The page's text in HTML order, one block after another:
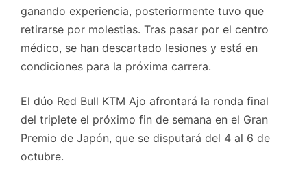
ganando experiencia, posteriormente tuvo que
retirarse por molestias. Tras pasar por el centro
médico, se han descartado lesiones y está en
condiciones para la próxima carrera.
El dúo Red Bull KTM Ajo afrontará la ronda final
del triplete el próximo fin de semana en el Gran
Premio de Japón, que se disputará del 4 al 6 de
octubre.